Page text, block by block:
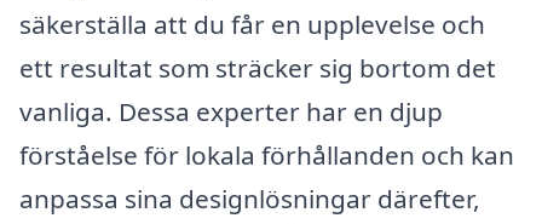
säkerställa att du får en upplevelse och
ett resultat som sträcker sig bortom det
vanliga. Dessa experter har en djup
förståelse för lokala förhållanden och kan
anpassa sina designlösningar därefter,